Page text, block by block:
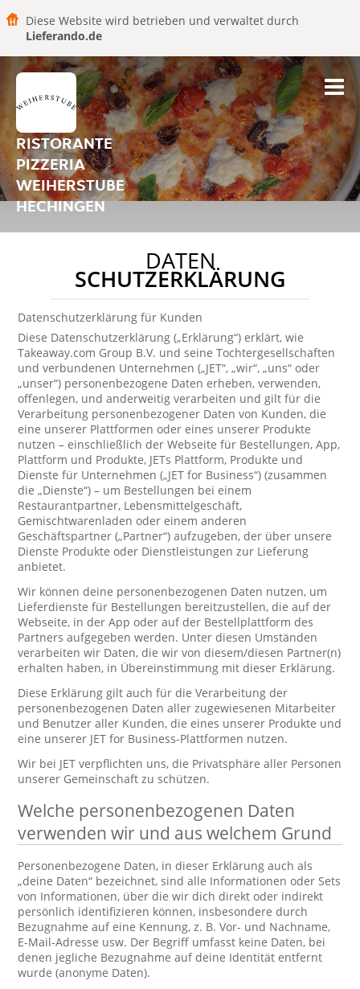
Diese Website wird betrieben und verwaltet durch
Lieferando.de
RISTORANTE
PIZZERIA
WEIHERSTUBE
HECHINGEN
DATEN
SCHUTZERKLÄRUNG
Datenschutzerklärung für Kunden
Diese Datenschutzerklärung („Erklärung“) erklärt, wie
Takeaway.com Group B.V. und seine Tochtergesellschaften
und verbundenen Unternehmen („JET“, „wir“, „uns“ oder
„unser“) personenbezogene Daten erheben, verwenden,
offenlegen, und anderweitig verarbeiten und gilt für die
Verarbeitung personenbezogener Daten von Kunden, die
eine unserer Plattformen oder eines unserer Produkte
nutzen – einschließlich der Webseite für Bestellungen, App,
Plattform und Produkte, JETs Plattform, Produkte und
Dienste für Unternehmen („JET for Business“) (zusammen
die „Dienste“) – um Bestellungen bei einem
Restaurantpartner, Lebensmittelgeschäft,
Gemischtwarenladen oder einem anderen
Geschäftspartner („Partner“) aufzugeben, der über unsere
Dienste Produkte oder Dienstleistungen zur Lieferung
anbietet.
Wir können deine personenbezogenen Daten nutzen, um
Lieferdienste für Bestellungen bereitzustellen, die auf der
Webseite, in der App oder auf der Bestellplattform des
Partners aufgegeben werden. Unter diesen Umständen
verarbeiten wir Daten, die wir von diesem/diesen Partner(n)
erhalten haben, in Übereinstimmung mit dieser Erklärung.
Diese Erklärung gilt auch für die Verarbeitung der
personenbezogenen Daten aller zugewiesenen Mitarbeiter
und Benutzer aller Kunden, die eines unserer Produkte und
eine unserer JET for Business-Plattformen nutzen.
Wir bei JET verpflichten uns, die Privatsphäre aller Personen
unserer Gemeinschaft zu schützen.
Welche personenbezogenen Daten
verwenden wir und aus welchem Grund
Personenbezogene Daten, in dieser Erklärung auch als
„deine Daten“ bezeichnet, sind alle Informationen oder Sets
von Informationen, über die wir dich direkt oder indirekt
persönlich identifizieren können, insbesondere durch
Bezugnahme auf eine Kennung, z. B. Vor- und Nachname,
E-Mail-Adresse usw. Der Begriff umfasst keine Daten, bei
denen jegliche Bezugnahme auf deine Identität entfernt
wurde (anonyme Daten).